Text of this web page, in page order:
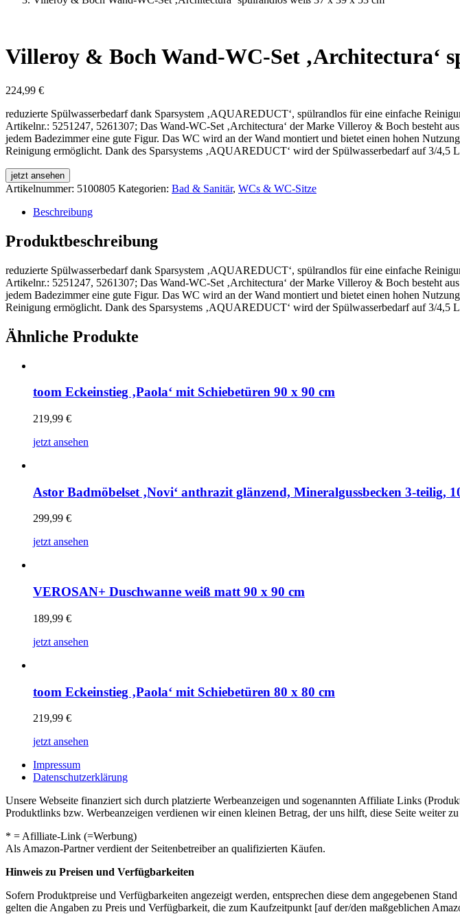
Villeroy & Boch Wand-WC-Set ‚Architectura‘
224,99 €
reduzierte Spülwasserbedarf dank Sparsystem ‚AQUAREDUCT‘, spülrandlos für eine einfache
Artikelnr.: 5251247, 5261307; Das Wand-WC-Set ‚Architectura‘ der Marke Villeroy & Boch besteht
jedem Badezimmer eine gute Figur. Das WC wird an der Wand montiert und bietet einen hohen
Reinigung ermöglicht. Dank des Sparsystems ‚AQUAREDUCT‘ wird der Spülwasserbedarf auf 3/4,5
jetzt ansehen
Artikelnummer: 5100805 Kategorien: Bad & Sanitär, WCs & WC-Sitze
Beschreibung
Produktbeschreibung
reduzierte Spülwasserbedarf dank Sparsystem ‚AQUAREDUCT‘, spülrandlos für eine einfache
Artikelnr.: 5251247, 5261307; Das Wand-WC-Set ‚Architectura‘ der Marke Villeroy & Boch besteht
jedem Badezimmer eine gute Figur. Das WC wird an der Wand montiert und bietet einen hohen
Reinigung ermöglicht. Dank des Sparsystems ‚AQUAREDUCT‘ wird der Spülwasserbedarf auf 3/4,5
Ähnliche Produkte
toom Eckeinstieg ‚Paola‘ mit Schiebetüren 90 x 90 cm
219,99 €
jetzt ansehen
Astor Badmöbelset ‚Novi‘ anthrazit glänzend, Mineralgussbecken 3-teilig,
299,99 €
jetzt ansehen
VEROSAN+ Duschwanne weiß matt 90 x 90 cm
189,99 €
jetzt ansehen
toom Eckeinstieg ‚Paola‘ mit Schiebetüren 80 x 80 cm
219,99 €
jetzt ansehen
Impressum
Datenschutzerklärung
Unsere Webseite finanziert sich durch platzierte Werbeanzeigen und sogenannten Affiliate Links
Produktlinks bzw. Werbeanzeigen verdienen wir einen kleinen Betrag, der uns hilft, diese Seite weiter zu
* = Afilliate-Link (=Werbung)
Als Amazon-Partner verdient der Seitenbetreiber an qualifizierten Käufen.
Hinweis zu Preisen und Verfügbarkeiten
Sofern Produktpreise und Verfügbarkeiten angezeigt werden, entsprechen diese dem angegebenen
gelten die Angaben zu Preis und Verfügbarkeit, die zum Kaufzeitpunkt [auf der/den maßgeblichen